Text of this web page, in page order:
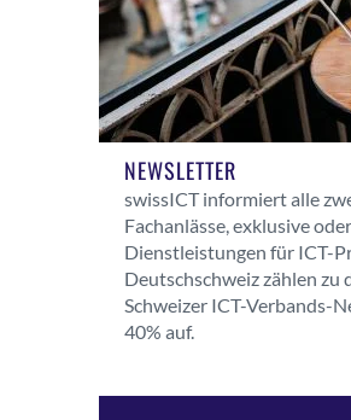
NEWSLETTER
swissICT informiert alle
Fachanlässe, exklusive
Dienstleistungen für ICT-
Deutschschweiz zählen
Schweizer ICT-Verbands-
40% auf.